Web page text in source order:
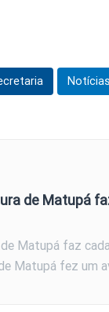
Notícias
de Matupá
Matupá faz
Matupá fez um